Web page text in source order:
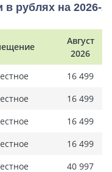
рублях на 2026-
Август
2026
16 499
16 499
16 499
16 499
40 997